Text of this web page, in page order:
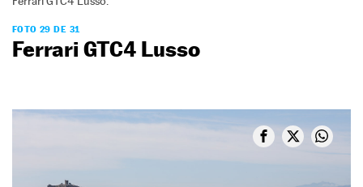
FOTO 29 DE 31
Ferrari GTC4 Lusso